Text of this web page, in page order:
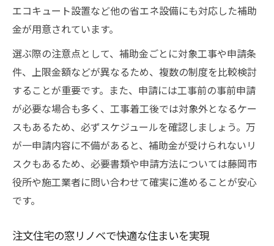
エコキュート設置など他の省エネ設備にも対応した補助
金が用意されています。
選ぶ際の注意点として、補助金ごとに対象工事や申請条
件、上限金額などが異なるため、複数の制度を比較検討
することが重要です。また、申請には工事前の事前申請
が必要な場合も多く、工事着工後では対象外となるケー
スもあるため、必ずスケジュールを確認しましょう。万
が一申請内容に不備があると、補助金が受けられないリ
スクもあるため、必要書類や申請方法については藤岡市
役所や施工業者に問い合わせて確実に進めることが安心
です。
注文住宅の窓リノベで快適な住まいを実現